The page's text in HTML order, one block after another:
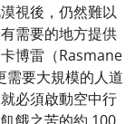
視後，仍然難以
需要的地方提供
博雷（Rasmane
要大規模的人道
必須啟動空中行